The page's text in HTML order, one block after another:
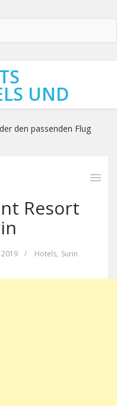
UND
den passenden Flug
Resort
/ Hotels, Surin